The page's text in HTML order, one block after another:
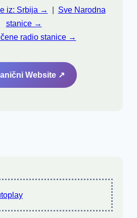
iz: Srbija →
Sve Narodna
stanice →
radio stanice →
Website ↗